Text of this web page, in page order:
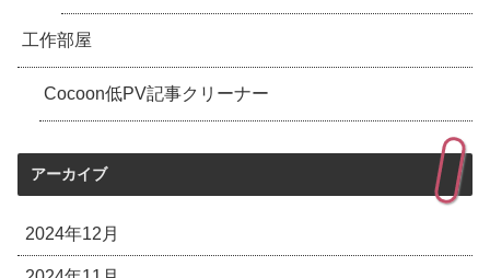
工作部屋
Cocoon低PV記事クリーナー
アーカイブ
2024年12月